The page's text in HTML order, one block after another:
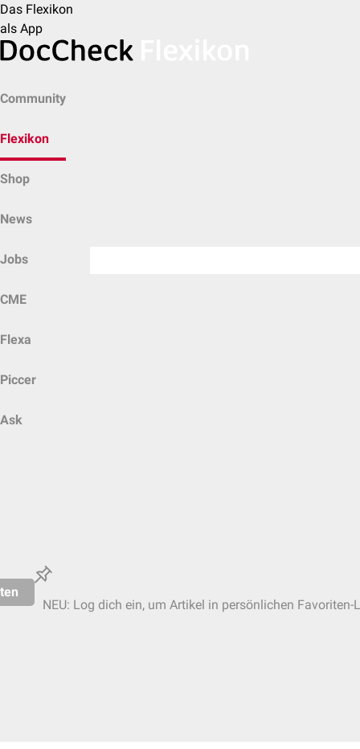
Das Flexikon
als App
Community
Flexikon
Shop
News
Jobs
CME
Flexa
Piccer
Ask
NEU: Log dich ein, um Artikel in persönlichen Favoriten-